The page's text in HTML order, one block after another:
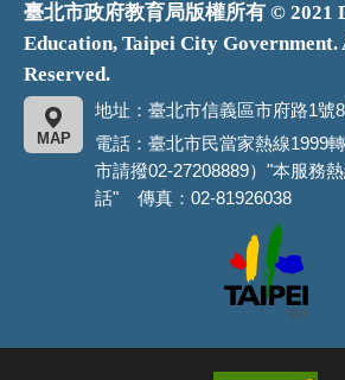
臺北市政府教育局版權所有 © 2021
Education, Taipei City Government.
Reserved.
地址：臺北市信義區市府路1號
MAP
電話：臺北市民當家熱線1999
市請撥02-27208889）"本服務
話" 傳真：02-81926038
市
政